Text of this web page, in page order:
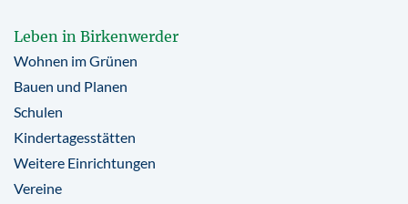
Leben in Birkenwerder
Wohnen im Grünen
Bauen und Planen
Schulen
Kindertagesstätten
Weitere Einrichtungen
Vereine